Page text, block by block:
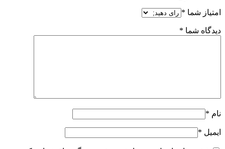
امتیاز شما *
دیدگاه شما *
نام *
ایمیل *